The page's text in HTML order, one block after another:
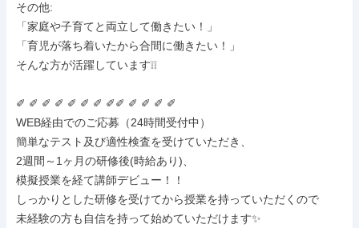
その他:
「家庭や子育てと両立して働きたい！」
「育児が落ち着いたから合間に働きたい！」
そんな方が活躍しています❕❕
✐ ✐ ✐ ✐ ✐ ✐ ✐ ✐✐ ✐ ✐ ✐ ✐
WEB経由でのご応募（24時間受付中）
簡単なテスト及び適性検査を受けていただき、
2週間～1ヶ月の研修後(時給あり)、
模擬授業を経て講師デビュー！！
しっかりとした研修を受けてから授業を持っていただくので
未経験の方も自信を持って始めていただけます✨